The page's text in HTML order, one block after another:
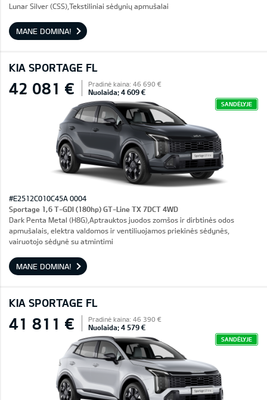
Lunar Silver (CSS),Tekstiliniai sėdynių apmušalai
MANE DOMINA!
KIA SPORTAGE FL
42 081 € Pradinė kaina: 46 690 €
Nuolaida: 4 609 €
SANDĖLYJE
#E2512C010C45A 0004
Sportage 1,6 T-GDI (180hp) GT-Line TX 7DCT 4WD
Dark Penta Metal (H8G),Aptrauktos juodos zomšos ir dirbtinės odos
apmušalais, elektra valdomos ir ventiliuojamos priekinės sėdynės,
vairuotojo sėdynė su atmintimi
MANE DOMINA!
KIA SPORTAGE FL
41 811 € Pradinė kaina: 46 390 €
Nuolaida: 4 579 €
SANDĖLYJE